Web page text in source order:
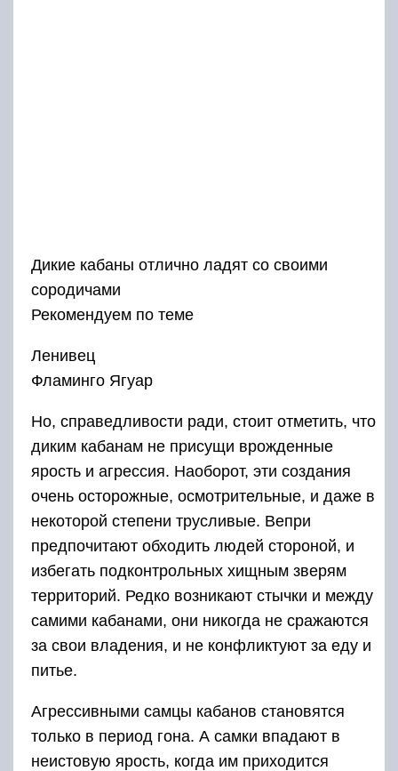
Дикие кабаны отлично ладят со своими
сородичами
Рекомендуем по теме
Ленивец
Фламинго Ягуар
Но, справедливости ради, стоит отметить, что
диким кабанам не присущи врожденные
ярость и агрессия. Наоборот, эти создания
очень осторожные, осмотрительные, и даже в
некоторой степени трусливые. Вепри
предпочитают обходить людей стороной, и
избегать подконтрольных хищным зверям
территорий. Редко возникают стычки и между
самими кабанами, они никогда не сражаются
за свои владения, и не конфликтуют за еду и
питье.
Агрессивными самцы кабанов становятся
только в период гона. А самки впадают в
неистовую ярость, когда им приходится